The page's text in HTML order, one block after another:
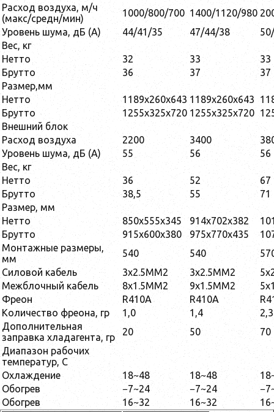
Расход воздуха, м/ч
(макс/средн/мин)
1000/800/700 1400/1120/980
Уровень шума, дБ (А)
44/41/35 47/44/38
Вес, кг
Нетто
32 33
33
Брутто
36 37
37
Размер,мм
Нетто
1189x260x643 1189x260x643
Брутто
1255x325x720 1255x325x720
Внешний блок
Расход воздуха
2200 3400
Уровень шума, дБ (А)
55 56
56
Вес, кг
Нетто
36 52
67
Брутто
38,5 55
71
Размер, мм
Нетто
850x555x345 914x702x382
Брутто
915x600x380 975x770x435
Монтажные размеры,
мм
540 540
Силовой кабель
3x2.5MM2 3x2.5MM2
Межблочный кабель
8x1.5MM2 9x1.5MM2
Фреон
R410A R410A
Количество фреона, гр
1,0 1,4
2,3
Дополнительная
заправка хладагента, гр
20 50
70
Диапазон рабочих
температур, С
Охлаждение
18~48 18~48
Обогрев
−7~24 −7~24
Обогрев
16~32 16~32